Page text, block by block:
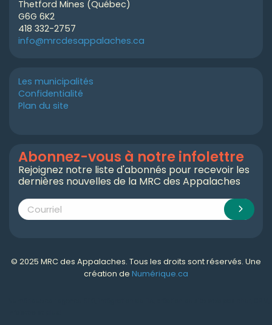
Thetford Mines (Québec)
G6G 6K2
418 332-2757
info@mrcdesappalaches.ca
Les municipalités
Confidentialité
Plan du site
Abonnez-vous à notre infolettre
Rejoignez notre liste d'abonnés pour recevoir les
dernières nouvelles de la MRC des Appalaches
© 2025 MRC des Appalaches. Tous les droits sont réservés. Une
création de Numérique.ca